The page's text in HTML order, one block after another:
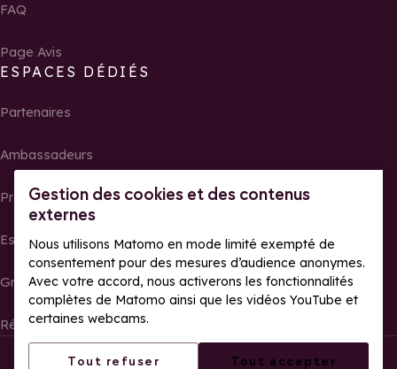
Gestion des cookies et des contenus
externes
Nous utilisons Matomo en mode limité exempté de
consentement pour des mesures d’audience anonymes.
Avec votre accord, nous activerons les fonctionnalités
complètes de Matomo ainsi que les vidéos YouTube et
certaines webcams.
Tout refuser Tout accepter
FAQ
Page Avis
ESPACES DÉDIÉS
Partenaires
Ambassadeurs
Propriétaires
Espace presse
Groupes, séminaires et tour operator
Résultats et photos de courses
Tous droits réservés La Rosière
Mentions légales